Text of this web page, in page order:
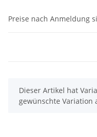
Preise nach Anmeldung
x
Dieser Artikel hat
gewünschte Variation